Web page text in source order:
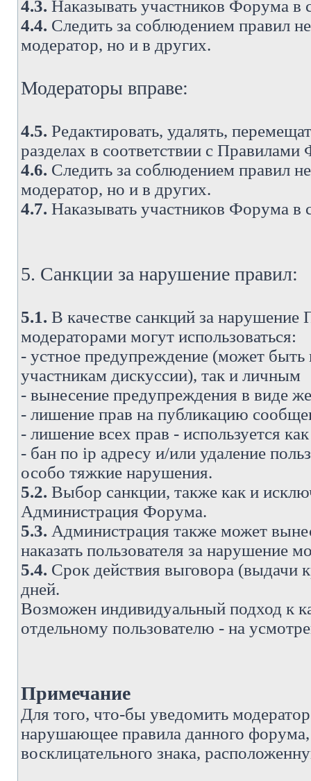
4.3. Наказывать участников Форума
4.4. Следить за соблюдением правил
модератор, но и в других.
Модераторы вправе:
4.5. Редактировать, удалять,
разделах в соответствии с
4.6. Следить за соблюдением правил
модератор, но и в других.
4.7. Наказывать участников Форума
5. Санкции за нарушение правил:
5.1. В качестве санкций за
модераторами могут использоваться:
- устное предупреждение (может
участникам дискуссии), так и личным
- вынесение предупреждения в виде
- лишение прав на публикацию
- лишение всех прав - используется
- бан по ip адресу и/или удаление
особо тяжкие нарушения.
5.2. Выбор санкции, также как и
Администрация Форума.
5.3. Администрация также может
наказать пользователя за
5.4. Срок действия выговора (выдачи
дней.
Возможен индивидуальный подход к
отдельному пользователю - на
Примечание
Для того, что-бы уведомить
нарушающее правила данного форума,
восклицательного знака,